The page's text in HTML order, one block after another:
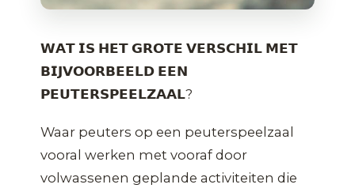
𝗪𝗔𝗧 𝗜𝗦 𝗛𝗘𝗧 𝗚𝗥𝗢𝗧𝗘 𝗩𝗘𝗥𝗦𝗖𝗛𝗜𝗟 𝗠𝗘𝗧
𝗕𝗜𝗝𝗩𝗢𝗢𝗥𝗕𝗘𝗘𝗟𝗗 𝗘𝗘𝗡
𝗣𝗘𝗨𝗧𝗘𝗥𝗦𝗣𝗘𝗘𝗟𝗭𝗔𝗔𝗟?
Waar peuters op een peuterspeelzaal
vooral werken met vooraf door
volwassenen geplande activiteiten die